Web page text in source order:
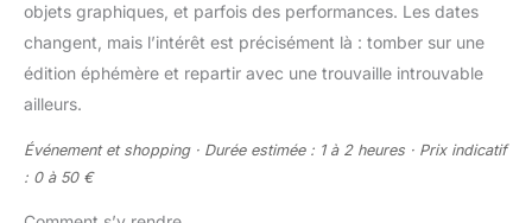
objets graphiques, et parfois des performances. Les dates
changent, mais l’intérêt est précisément là : tomber sur une
édition éphémère et repartir avec une trouvaille introuvable
ailleurs.
Événement et shopping · Durée estimée : 1 à 2 heures · Prix indicatif
: 0 à 50 €